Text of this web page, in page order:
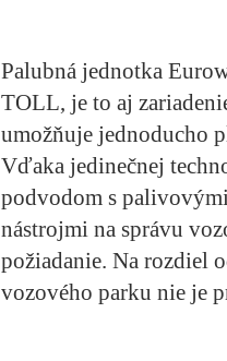
Palubná jednotka
TOLL, je to aj
umožňuje jednoducho
Vďaka jedinečnej
podvodom s
nástrojmi na správu
požiadanie. Na rozdiel
vozového parku nie je